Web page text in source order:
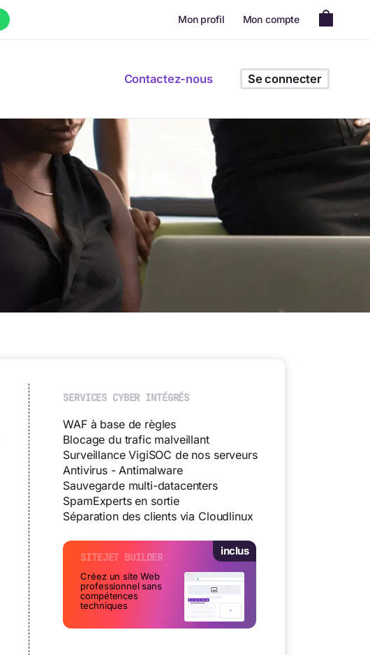
Mon profil Mon compte
Contactez-nous Se connecter
SERVICES CYBER INTÉGRÉS
WAF à base de règles
Blocage du trafic malveillant
Surveillance VigiSOC de nos serveurs
Antivirus - Antimalware
Sauvegarde multi-datacenters
SpamExperts en sortie
Séparation des clients via Cloudlinux
SITEJET BUILDER
Créez un site Web
professionnel sans
compétences
techniques
inclus